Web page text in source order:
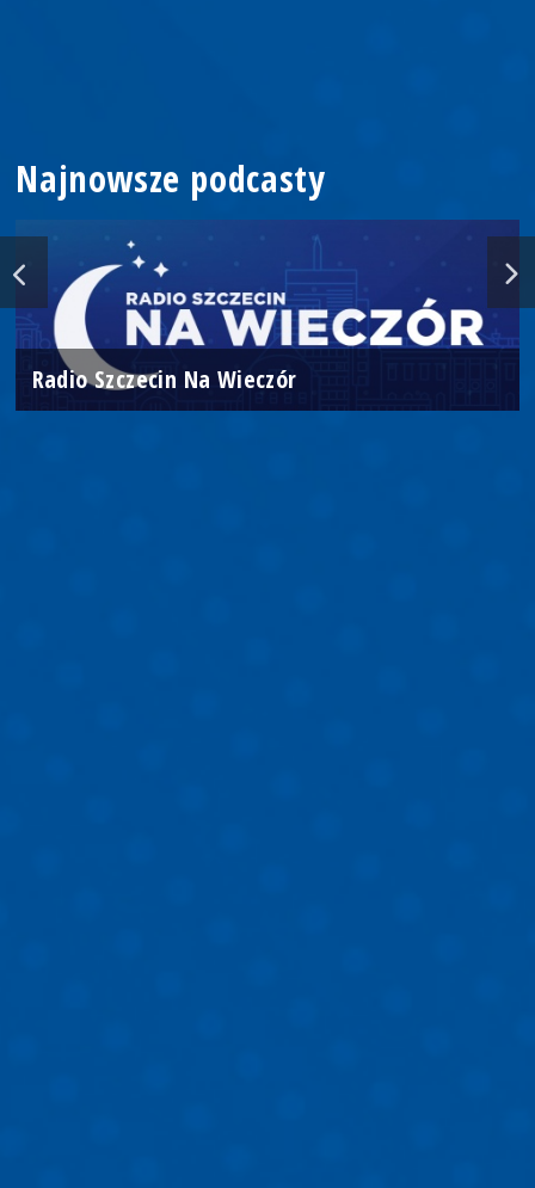
Najnowsze podcasty
Radio Szczecin Na Wieczór